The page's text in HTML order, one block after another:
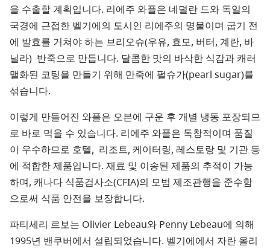
을 수출할 계획입니다. 리에주 와플은 네덜란 드와 독일의
국경에 근접한 벨기에의 도시인 리에주의 명물이며 굽기 전
에 발효를 거쳐야 하는 브리오슈(우유, 효모, 버터, 계란, 바
닐라) 반죽으로 만듭니다. 달콤한 맛의 바삭한 식감과 캐러
맬화된 코팅을 만들기 위해 만죽에 펄슈가(pearl sugar)를
섞습니다.
이렇게 만들어진 와플은 오븐에 구운 후 개별 냉동 포장되므
로 바로 먹을 수 있습니다. 리에주 와플은 독창적이며 품질
이 우수하므로 호텔, 리조트, 케이터링, 레스토랑 및 기관 등
에 적합한 제품입니다. 재료 및 이송된 제품의 추적이 가능
하며, 캐나다 식품검사소(CFIA)의 모범 제조관행을 준수함
으로써 식품 안전을 보장합니다.
파티세리 르보는 Olivier Lebeau와 Penny Lebeau에 의해
1995년 밴쿠버에서 설립되었습니다. 벨기에에서 자란 올리